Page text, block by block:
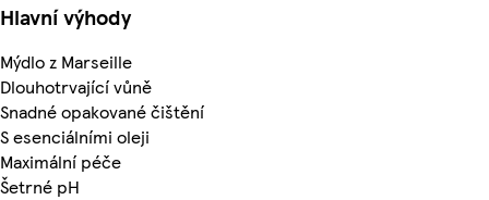
Hlavní výhody
Mýdlo z Marseille
Dlouhotrvající vůně
Snadné opakované čištění
S esenciálními oleji
Maximální péče
Šetrné pH